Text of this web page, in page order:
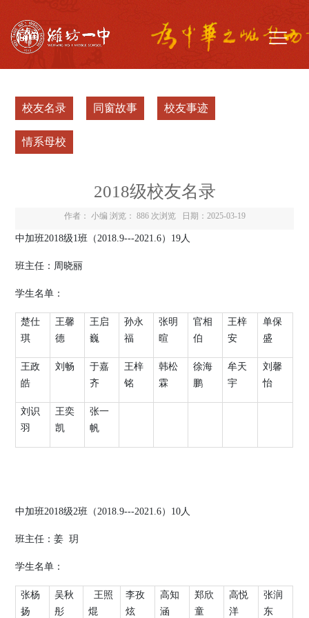
校友名录 同窗故事 校友事迹
情系母校
2018级校友名录
作者： 小编 浏览： 886 次浏览日期：2025-03-19
中加班2018级1班（2018.9---2021.6） 19人
班主任：周晓丽
学生名单：
楚仕
琪
王馨
德
王启
巍
孙永
福
张明
暄
官相
伯
王梓
安
单保
盛
王政
皓
刘畅
于嘉
齐
王梓
铭
韩松
霖
徐海
鹏
牟天
宇
刘馨
怡
刘识
羽
王奕
凯
张一
帆
中加班2018级2班（2018.9---2021.6） 10人
班主任：姜 玥
学生名单：
张杨
扬
吴秋
彤
王照
焜
李孜
炫
高知
涵
郑欣
童
高悦
洋
张润
东